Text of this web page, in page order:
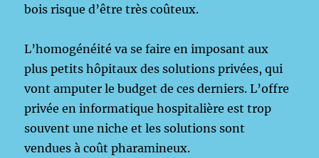
bois risque d’être très coûteux.
L’homogénéité va se faire en imposant aux
plus petits hôpitaux des solutions privées, qui
vont amputer le budget de ces derniers. L’offre
privée en informatique hospitalière est trop
souvent une niche et les solutions sont
vendues à coût pharamineux.